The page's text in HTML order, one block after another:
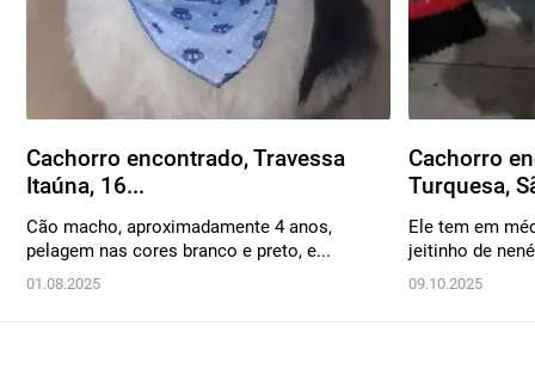
Cachorro encontrado, Travessa
Itaúna, 16...
Cão macho, aproximadamente 4 anos,
pelagem nas cores branco e preto, e...
01.08.2025
Cachorro
Turquesa,
Ele tem em
jeitinho de
09.10.2025